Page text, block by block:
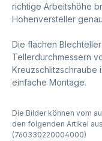
richtige Arbeitshöhe
Höhenversteller
Die flachen
Tellerdurchmessern
Kreuzschlitzschraube
einfache Montage.
Die Bilder können vom
den folgenden Artikel
(760330220004000)